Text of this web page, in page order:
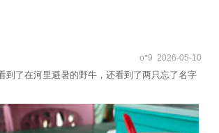
o*9 2026-05-10
到了在河里避暑的野牛，还看到了两只忘了名字